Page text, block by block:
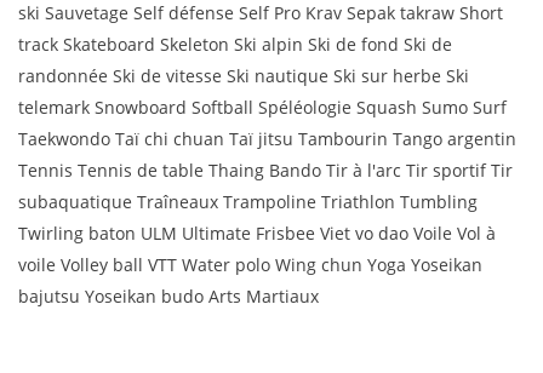
ski Sauvetage Self défense Self Pro Krav Sepak takraw Short
track Skateboard Skeleton Ski alpin Ski de fond Ski de
randonnée Ski de vitesse Ski nautique Ski sur herbe Ski
telemark Snowboard Softball Spéléologie Squash Sumo Surf
Taekwondo Taï chi chuan Taï jitsu Tambourin Tango argentin
Tennis Tennis de table Thaing Bando Tir à l'arc Tir sportif Tir
subaquatique Traîneaux Trampoline Triathlon Tumbling
Twirling baton ULM Ultimate Frisbee Viet vo dao Voile Vol à
voile Volley ball VTT Water polo Wing chun Yoga Yoseikan
bajutsu Yoseikan budo Arts Martiaux